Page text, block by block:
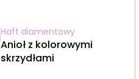
Haft diamentowy
Anioł z kolorowymi
skrzydłami